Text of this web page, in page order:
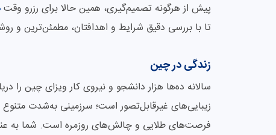
پیش از هرگونه تصمیم‌گیری، همین حالا برای رزرو وقت
تا با بررسی دقیق شرایط و اهدافتان، مطمئن‌ترین و
زندگی در چین
سالانه ده‌ها هزار دانشجو و نیروی کار ویزای چین را
زیبایی‌های غیرقابل‌تصور است؛ سرزمینی به‌شدت
فرصت‌های طلایی و چالش‌های روزمره است. شما به